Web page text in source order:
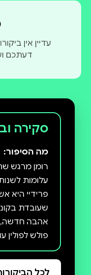
0
עדיין אין
דעתכם
סקירה
מה הסיפור:
רומן מרגש
עלומות
פרידיי היא
שעובדת
אהבה חדשה,
פולש
קוזמריק היא
חסרי
לכל